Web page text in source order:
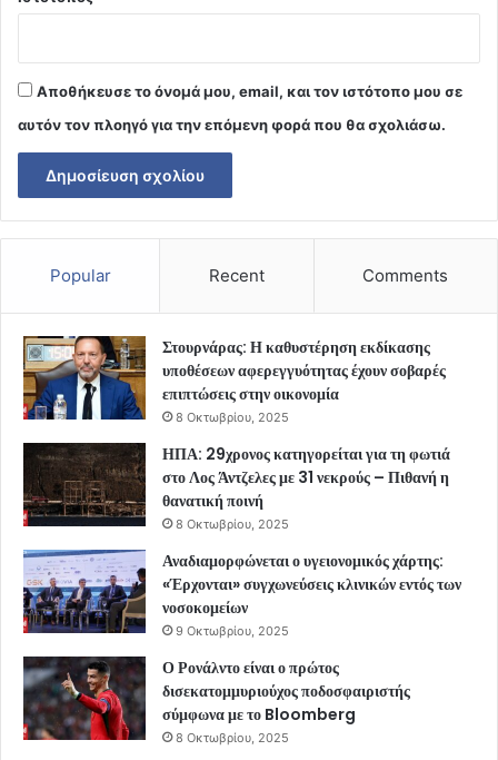
Αποθήκευσε το όνομά μου, email, και τον ιστότοπο μου σε
αυτόν τον πλοηγό για την επόμενη φορά που θα σχολιάσω.
Popular Recent Comments
Στουρνάρας: Η καθυστέρηση εκδίκασης
υποθέσεων αφερεγγυότητας έχουν σοβαρές
επιπτώσεις στην οικονομία
8 Οκτωβρίου, 2025
ΗΠΑ: 29χρονος κατηγορείται για τη φωτιά
στο Λος Άντζελες με 31 νεκρούς – Πιθανή η
θανατική ποινή
8 Οκτωβρίου, 2025
Αναδιαμορφώνεται ο υγειονομικός χάρτης:
«Έρχονται» συγχωνεύσεις κλινικών εντός των
νοσοκομείων
9 Οκτωβρίου, 2025
Ο Ρονάλντο είναι ο πρώτος
δισεκατομμυριούχος ποδοσφαιριστής
σύμφωνα με το Bloomberg
8 Οκτωβρίου, 2025